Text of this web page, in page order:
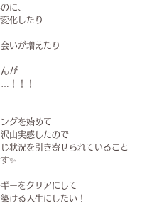
に、
化したり
いが増えたり
が
！！！
グを始めて
山実感したので
状況を引き寄せられていること
✨
ーをクリアにして
ける人生にしたい！